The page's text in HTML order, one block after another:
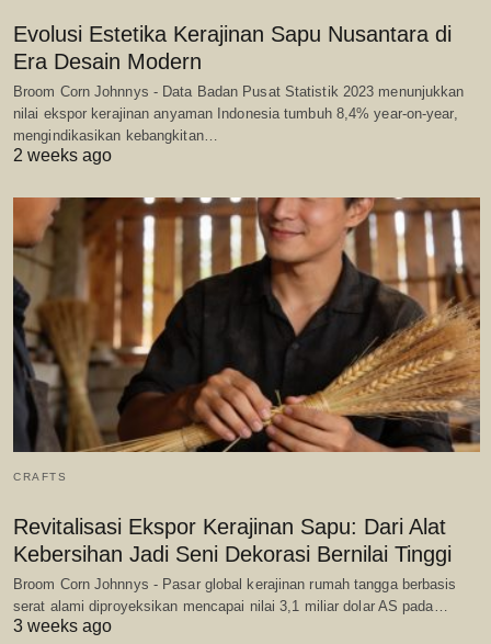
Evolusi Estetika Kerajinan Sapu Nusantara di
Era Desain Modern
Broom Corn Johnnys - Data Badan Pusat Statistik 2023 menunjukkan
nilai ekspor kerajinan anyaman Indonesia tumbuh 8,4% year-on-year,
mengindikasikan kebangkitan…
2 weeks ago
CRAFTS
Revitalisasi Ekspor Kerajinan Sapu: Dari Alat
Kebersihan Jadi Seni Dekorasi Bernilai Tinggi
Broom Corn Johnnys - Pasar global kerajinan rumah tangga berbasis
serat alami diproyeksikan mencapai nilai 3,1 miliar dolar AS pada…
3 weeks ago